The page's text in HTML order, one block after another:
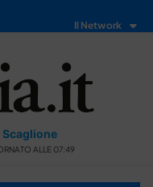
Il Network
ALLE 07:49